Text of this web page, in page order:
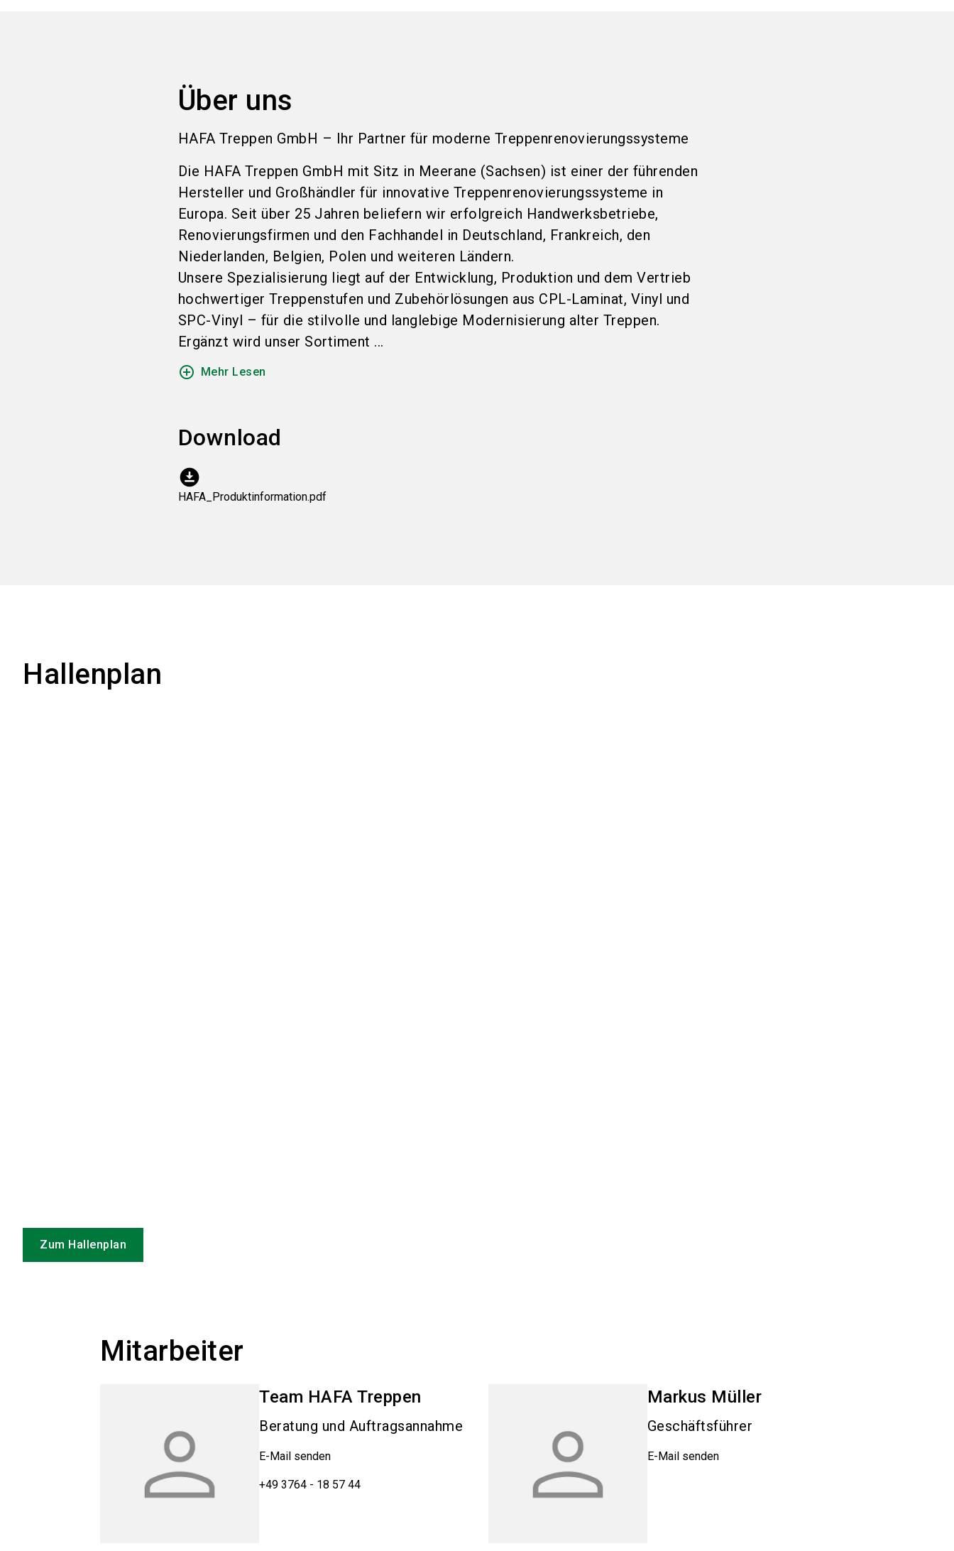
Über uns
HAFA Treppen GmbH – Ihr Partner für moderne Treppenrenovierungssysteme
Die HAFA Treppen GmbH mit Sitz in Meerane (Sachsen) ist einer der führenden
Hersteller und Großhändler für innovative Treppenrenovierungssysteme in
Europa. Seit über 25 Jahren beliefern wir erfolgreich Handwerksbetriebe,
Renovierungsfirmen und den Fachhandel in Deutschland, Frankreich, den
Niederlanden, Belgien, Polen und weiteren Ländern.
Unsere Spezialisierung liegt auf der Entwicklung, Produktion und dem Vertrieb
hochwertiger Treppenstufen und Zubehörlösungen aus CPL-Laminat, Vinyl und
SPC-Vinyl – für die stilvolle und langlebige Modernisierung alter Treppen.
Ergänzt wird unser Sortiment ...
add_circle_outline Mehr Lesen
Download
download_for_offline
HAFA_Produktinformation.pdf
Hallenplan
Zum Hallenplan
Mitarbeiter
Team HAFA Treppen
Beratung und Auftragsannahme
E-Mail senden
+49 3764 - 18 57 44
Markus Müller
Geschäftsführer
E-Mail senden